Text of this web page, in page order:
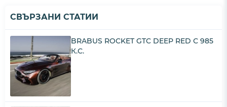
СВЪРЗАНИ СТАТИИ
BRABUS ROCKET GTC DEEP RED С 985
К.С.